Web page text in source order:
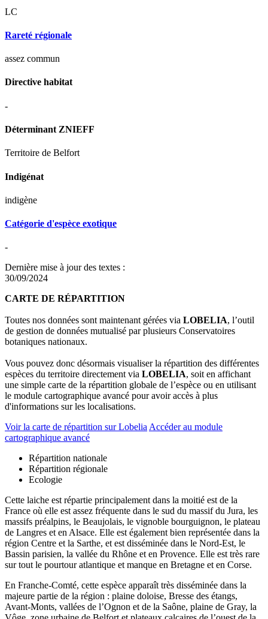
LC
Rareté régionale
assez commun
Directive habitat
-
Déterminant ZNIEFF
Territoire de Belfort
Indigénat
indigène
Catégorie d'espèce exotique
-
Dernière mise à jour des textes :
30/09/2024
CARTE DE RÉPARTITION
Toutes nos données sont maintenant gérées via LOBELIA, l’outil
de gestion de données mutualisé par plusieurs Conservatoires
botaniques nationaux.
Vous pouvez donc désormais visualiser la répartition des différentes
espèces du territoire directement via LOBELIA, soit en affichant
une simple carte de la répartition globale de l’espèce ou en utilisant
le module cartographique avancé pour avoir accès à plus
d'informations sur les localisations.
Voir la carte de répartition sur Lobelia Accéder au module
cartographique avancé
Répartition nationale
Répartition régionale
Ecologie
Cette laiche est répartie principalement dans la moitié est de la
France où elle est assez fréquente dans le sud du massif du Jura, les
massifs préalpins, le Beaujolais, le vignoble bourguignon, le plateau
de Langres et en Alsace. Elle est également bien représentée dans la
région Centre et la Sarthe, et est disséminée dans le Nord-Est, le
Bassin parisien, la vallée du Rhône et en Provence. Elle est très rare
sur tout le pourtour atlantique et manque en Bretagne et en Corse.
En Franche-Comté, cette espèce apparaît très disséminée dans la
majeure partie de la région : plaine doloise, Bresse des étangs,
Avant-Monts, vallées de l’Ognon et de la Saône, plaine de Gray, la